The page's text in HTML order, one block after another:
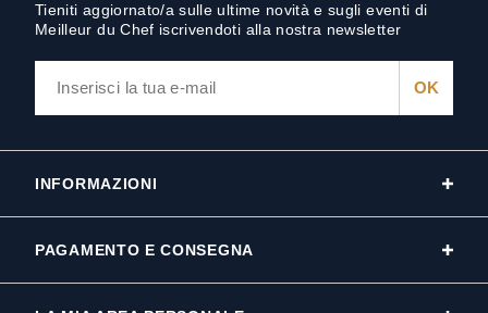
Tieniti aggiornato/a sulle ultime novità e sugli eventi di
Meilleur du Chef iscrivendoti alla nostra newsletter
INFORMAZIONI
PAGAMENTO E CONSEGNA